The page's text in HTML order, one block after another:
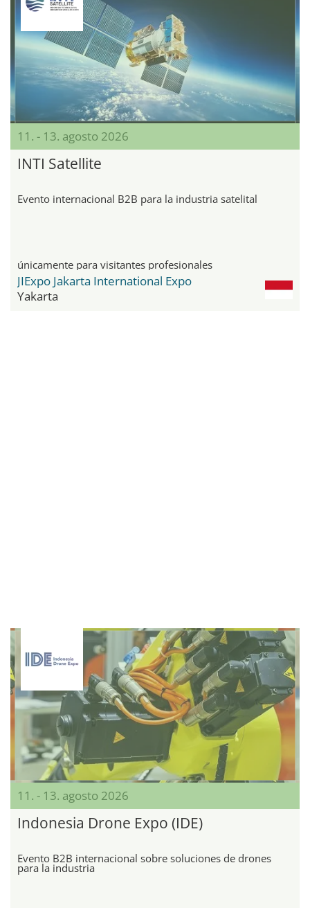
11. - 13. agosto 2026
INTI Satellite
Evento internacional B2B para la industria satelital
únicamente para visitantes profesionales
JIExpo Jakarta International Expo
Yakarta
11. - 13. agosto 2026
Indonesia Drone Expo (IDE)
Evento B2B internacional sobre soluciones de drones
para la industria